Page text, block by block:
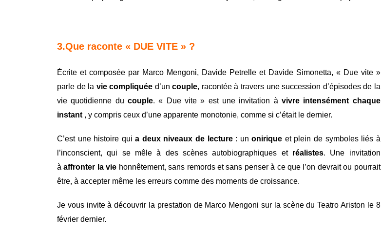
3.Que raconte « DUE VITE » ?
Écrite et composée par Marco Mengoni, Davide Petrelle et Davide Simonetta, « Due vite »
parle de la vie compliquée d’uncouple, racontée à travers une succession d’épisodes de la
vie quotidienne ducouple. « Due vite » est une invitation àvivre intensément chaque
instant , y compris ceux d’une apparente monotonie, comme si c’était le dernier.
C’est une histoire quia deux niveaux de lecture: unonirique et plein de symboles liés à
l’inconscient, qui se mêle à des scènes autobiographiques et réalistes. Une invitation
àaffronter la vie honnêtement, sans remords et sans penser à ce que l’on devrait ou pourrait
être, à accepter même les erreurs comme des moments de croissance.
Je vous invite à découvrir la prestation de Marco Mengoni sur la scène du Teatro Ariston le 8
février dernier.